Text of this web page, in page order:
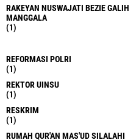
RAKEYAN NUSWAJATI BEZIE GALIH
MANGGALA
(1)
REFORMASI POLRI
(1)
REKTOR UINSU
(1)
RESKRIM
(1)
RUMAH QUR'AN MAS'UD SILALAHI